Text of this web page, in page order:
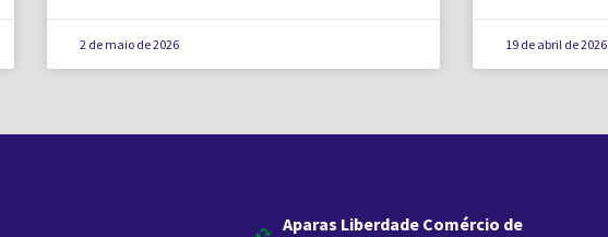
2 de maio de 2026 19 de abril de 2026
Aparas Liberdade Comércio de